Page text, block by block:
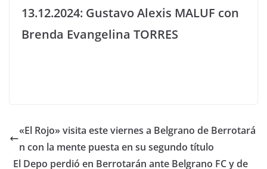
13.12.2024: Gustavo Alexis MALUF con
Brenda Evangelina TORRES
«El Rojo» visita este viernes a Belgrano de Berrotará
n con la mente puesta en su segundo título
El Depo perdió en Berrotarán ante Belgrano FC y de